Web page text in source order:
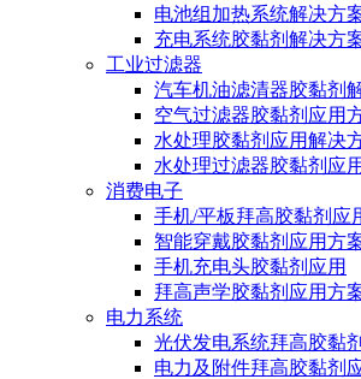
电池组加热系统解决方
充电系统胶黏剂解决方
工业过滤器
汽车机油滤清器胶黏剂
空气过滤器胶黏剂应用
水处理胶黏剂应用解决
水处理过滤器胶黏剂应
消费电子
手机/平板拜高胶黏剂应
智能穿戴胶黏剂应用方
手机充电头胶黏剂应用
拜高声学胶黏剂应用方
电力系统
光伏发电系统拜高胶黏
电力及附件拜高胶黏剂